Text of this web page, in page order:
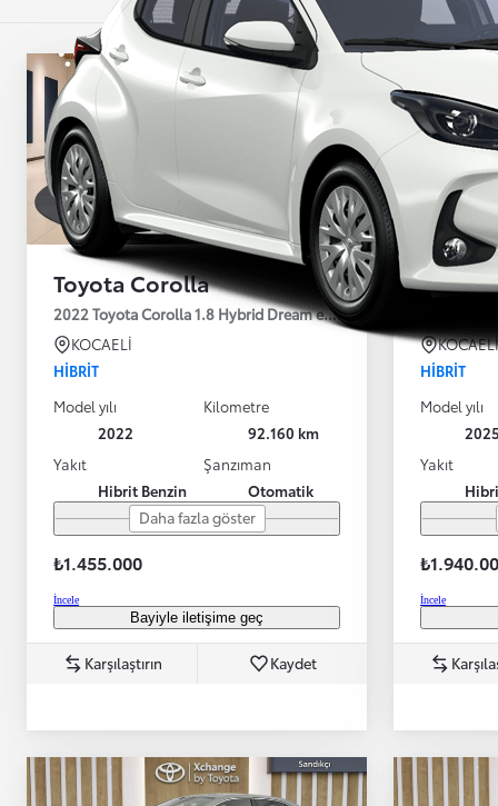
Başlangıç fiyatı
Toyota Corolla
2022 Toyota Corolla 1.8 Hybrid Dream e-CVT 122HP
KOCAELİ
HIBRIT
Model yılı
2022
Kilometre
92.160 km
Yakıt
Hibrit Benzin
Şanzıman
Otomatik
Daha fazla göster
₺1.455.000
İncele
Bayiyle iletişime geç
Karşılaştırın Kaydet
2025
KOCAELİ
HIBRIT
Model yılı
2025
Yakıt
İncele